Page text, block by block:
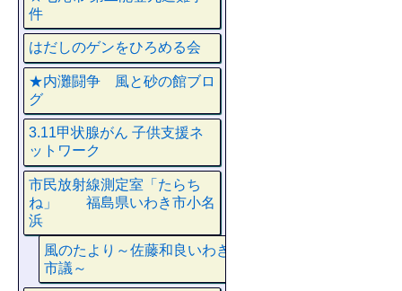
件
はだしのゲンをひろめる会
★内灘闘争 風と砂の館ブロ
グ
3.11甲状腺がん 子供支援ネ
ットワーク
市民放射線測定室「たらち
ね」 福島県いわき市小名
浜
風のたより～佐藤和良いわき
市議～